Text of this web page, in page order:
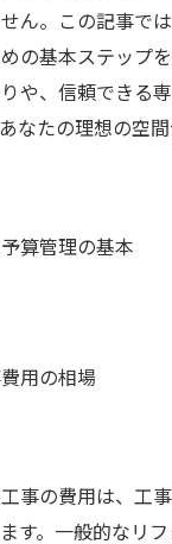
ん。この記事で
の基本ステップ
や、信頼できる
なたの理想の空
算管理の基本
用の相場
事の費用は、工
す。一般的なリ